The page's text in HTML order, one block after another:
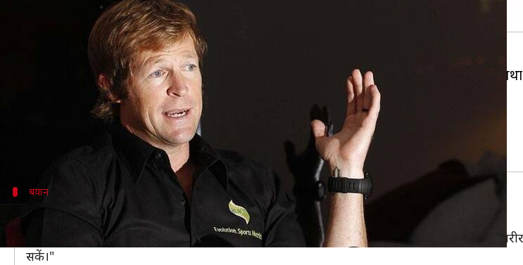
Aug 09, 2020 06:25 pm
पूर्व दक्षिण अफ्रीकी क्रिकेटर जोंटी रोड्स ने भारतीय बिजनेसमैन रजत शर्मा और आयुर्वेद स्पेशलिस्ट
के साथ बातचीत के दौरान रोड्स ने आयुर्वेद के फायदे के बारे में बताया।
उन्हें लगता है कि आयुर्वेद समग्र उपाय देकर हेल्थ सिस्टम को सही करता है।
बयान
रोड्स ने दिया यह बयान
ने रोड्स को कोट करते हुए लिखा, "एक क्रिकेटर के तौर पर हमें समझाया जाता है कि हमारा
सकें।"